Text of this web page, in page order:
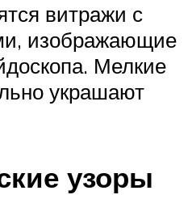
витражи с
изображающие
Мелкие
украшают
узоры